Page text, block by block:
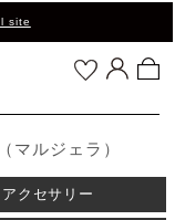
site
マルジェラ）
アクセサリー